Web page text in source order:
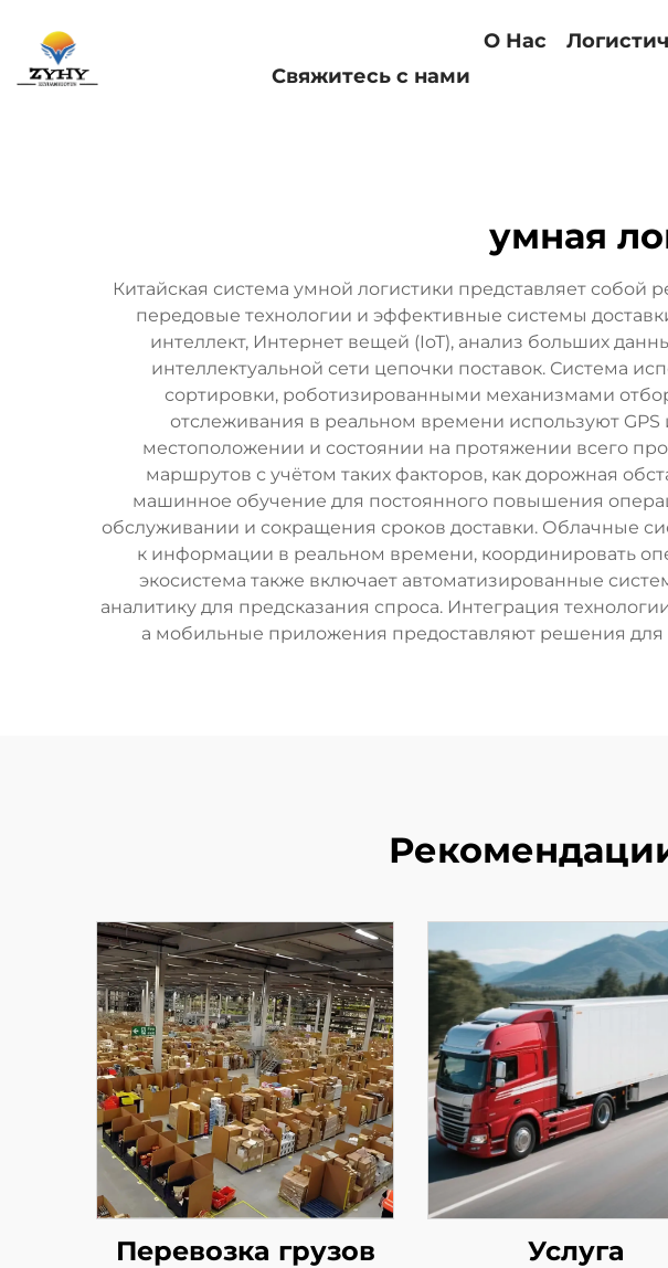
О Нас
Свяжитесь с нами
умная
Китайская система умной логистики представляет
передовые технологии и эффективные системы
интеллект, Интернет вещей (IoT), анализ больших
интеллектуальной сети цепочки поставок. Система
сортировки, роботизированными механизмами
отслеживания в реальном времени используют
местоположении и состоянии на протяжении всего
маршрутов с учётом таких факторов, как дорожная
машинное обучение для постоянного повышения
обслуживании и сокращения сроков доставки. Облачные
к информации в реальном времени, координировать
экосистема также включает автоматизированные
аналитику для предсказания спроса. Интеграция
а мобильные приложения предоставляют решения
Перевозка грузов
Услуга